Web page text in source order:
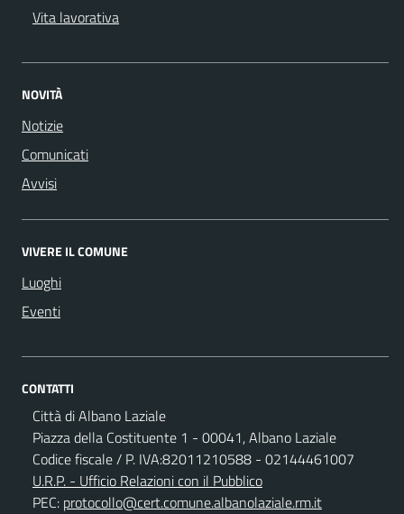
Vita lavorativa
NOVITÀ
Notizie
Comunicati
Avvisi
VIVERE IL COMUNE
Luoghi
Eventi
CONTATTI
Città di Albano Laziale
Piazza della Costituente 1 - 00041, Albano Laziale
Codice fiscale / P. IVA:82011210588 - 02144461007
U.R.P. - Ufficio Relazioni con il Pubblico
PEC: protocollo@cert.comune.albanolaziale.rm.it